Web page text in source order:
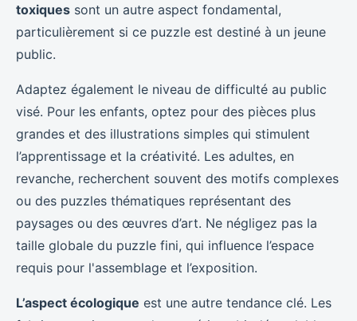
toxiques sont un autre aspect fondamental,
particulièrement si ce puzzle est destiné à un jeune
public.
Adaptez également le niveau de difficulté au public
visé. Pour les enfants, optez pour des pièces plus
grandes et des illustrations simples qui stimulent
l’apprentissage et la créativité. Les adultes, en
revanche, recherchent souvent des motifs complexes
ou des puzzles thématiques représentant des
paysages ou des œuvres d’art. Ne négligez pas la
taille globale du puzzle fini, qui influence l’espace
requis pour l'assemblage et l’exposition.
L’aspect écologique est une autre tendance clé. Les